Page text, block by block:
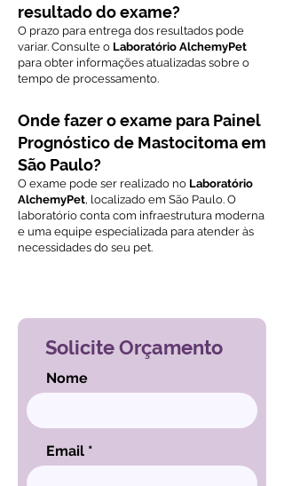
resultado do exame?
O prazo para entrega dos resultados pode
variar. Consulte o Laboratório AlchemyPet
para obter informações atualizadas sobre o
tempo de processamento.
Onde fazer o exame para Painel
Prognóstico de Mastocitoma em
São Paulo?
O exame pode ser realizado no Laboratório
AlchemyPet, localizado em São Paulo. O
laboratório conta com infraestrutura moderna
e uma equipe especializada para atender às
necessidades do seu pet.
Solicite Orçamento
Nome
Email